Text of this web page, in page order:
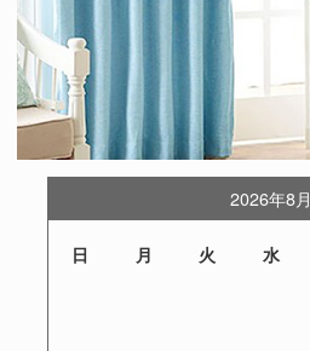
2026年8月
日 月 火 水